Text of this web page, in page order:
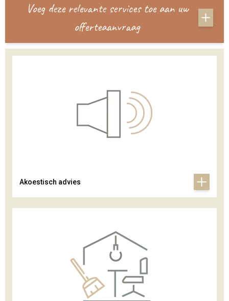
Voeg deze relevante services toe aan uw
offerteaanvraag
Akoestisch advies